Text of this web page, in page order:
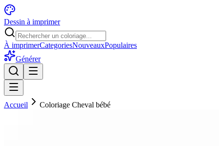
Dessin à imprimer
À imprimerCategoriesNouveauxPopulaires
Générer
Accueil Coloriage Cheval bébé